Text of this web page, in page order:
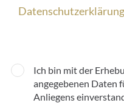
Ich bin mit der
angegebenen Daten
Anliegens